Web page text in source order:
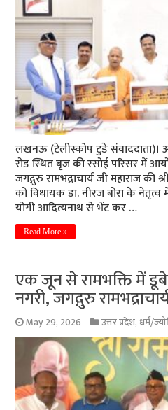
लखनऊ (टेलीस्कोप टुडे संवाददाता)।
रोड स्थित बृज की रसोई परिसर में
जगद्गुरु रामभद्राचार्य जी महाराज
को विधायक डा. नीरज बोरा के
योगी आदित्यनाथ से भेंट कर …
Read More »
एक जून से रामभक्ति में
नगरी, जगद्गुरु
May 29, 2026 उत्तर प्रदेश, धर्म/